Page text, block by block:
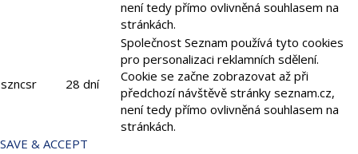
není tedy přímo ovlivněná souhlasem na
stránkách.
szncsr 28 dní
Společnost Seznam používá tyto cookies
pro personalizaci reklamních sdělení.
Cookie se začne zobrazovat až při
předchozí návštěvě stránky seznam.cz,
není tedy přímo ovlivněná souhlasem na
stránkách.
SAVE & ACCEPT